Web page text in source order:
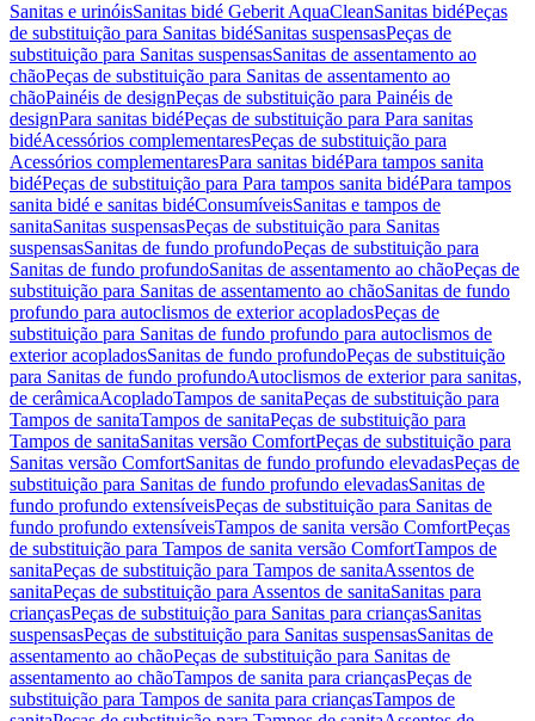
Sanitas e urinóisSanitas bidé Geberit AquaCleanSanitas bidéPeças
de substituição para Sanitas bidéSanitas suspensasPeças de
substituição para Sanitas suspensasSanitas de assentamento ao
chãoPeças de substituição para Sanitas de assentamento ao
chãoPainéis de designPeças de substituição para Painéis de
designPara sanitas bidéPeças de substituição para Para sanitas
bidéAcessórios complementaresPeças de substituição para
Acessórios complementaresPara sanitas bidéPara tampos sanita
bidéPeças de substituição para Para tampos sanita bidéPara tampos
sanita bidé e sanitas bidéConsumíveisSanitas e tampos de
sanitaSanitas suspensasPeças de substituição para Sanitas
suspensasSanitas de fundo profundoPeças de substituição para
Sanitas de fundo profundoSanitas de assentamento ao chãoPeças de
substituição para Sanitas de assentamento ao chãoSanitas de fundo
profundo para autoclismos de exterior acopladosPeças de
substituição para Sanitas de fundo profundo para autoclismos de
exterior acopladosSanitas de fundo profundoPeças de substituição
para Sanitas de fundo profundoAutoclismos de exterior para sanitas,
de cerâmicaAcopladoTampos de sanitaPeças de substituição para
Tampos de sanitaTampos de sanitaPeças de substituição para
Tampos de sanitaSanitas versão ComfortPeças de substituição para
Sanitas versão ComfortSanitas de fundo profundo elevadasPeças de
substituição para Sanitas de fundo profundo elevadasSanitas de
fundo profundo extensíveisPeças de substituição para Sanitas de
fundo profundo extensíveisTampos de sanita versão ComfortPeças
de substituição para Tampos de sanita versão ComfortTampos de
sanitaPeças de substituição para Tampos de sanitaAssentos de
sanitaPeças de substituição para Assentos de sanitaSanitas para
criançasPeças de substituição para Sanitas para criançasSanitas
suspensasPeças de substituição para Sanitas suspensasSanitas de
assentamento ao chãoPeças de substituição para Sanitas de
assentamento ao chãoTampos de sanita para criançasPeças de
substituição para Tampos de sanita para criançasTampos de